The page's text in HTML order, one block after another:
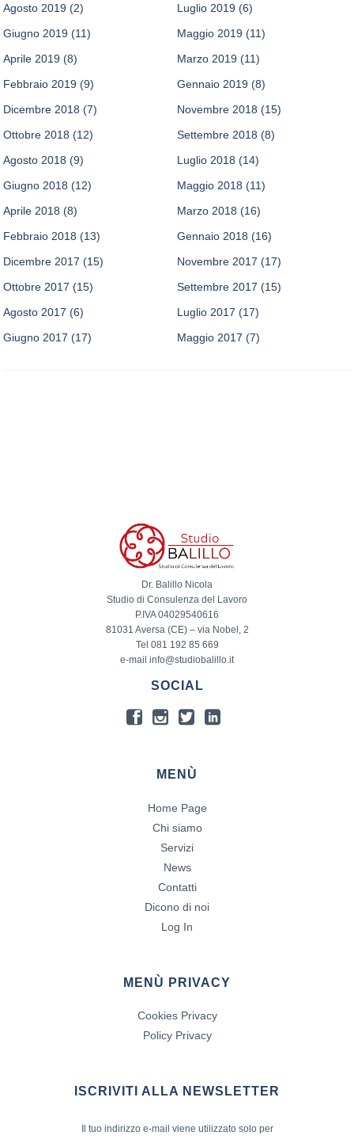
Agosto 2019 (2) Luglio 2019 (6)
Giugno 2019 (11) Maggio 2019 (11)
Aprile 2019 (8) Marzo 2019 (11)
Febbraio 2019 (9) Gennaio 2019 (8)
Dicembre 2018 (7) Novembre 2018 (15)
Ottobre 2018 (12) Settembre 2018 (8)
Agosto 2018 (9) Luglio 2018 (14)
Giugno 2018 (12) Maggio 2018 (11)
Aprile 2018 (8) Marzo 2018 (16)
Febbraio 2018 (13) Gennaio 2018 (16)
Dicembre 2017 (15) Novembre 2017 (17)
Ottobre 2017 (15) Settembre 2017 (15)
Agosto 2017 (6) Luglio 2017 (17)
Giugno 2017 (17) Maggio 2017 (7)
Dr. Balillo Nicola
Studio di Consulenza del Lavoro
P.IVA 04029540616
81031 Aversa (CE) – via Nobel, 2
Tel 081 192 85 669
e-mail info@studiobalillo.it
SOCIAL
MENÙ
Home Page
Chi siamo
Servizi
News
Contatti
Dicono di noi
Log In
MENÙ PRIVACY
Cookies Privacy
Policy Privacy
ISCRIVITI ALLA NEWSLETTER
Il tuo indirizzo e-mail viene utilizzato solo per